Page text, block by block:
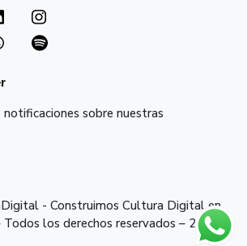
notificaciones sobre nuestras
- Construimos Cultura Digital en
los derechos reservados – 2026